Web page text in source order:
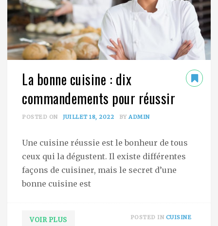
La bonne cuisine : dix
commandements pour réussir
POSTED ON JUILLET 18, 2022 BY ADMIN
Une cuisine réussie est le bonheur de tous
ceux qui la dégustent. Il existe différentes
façons de cuisiner, mais le secret d’une
bonne cuisine est
VOIR PLUS POSTED IN CUISINE